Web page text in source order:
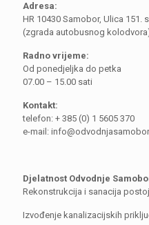
Adresa:
HR 10430 Samobor, Ulica 151.
(zgrada autobusnog
Radno vrijeme:
Od ponedjeljka do petka
07.00 – 15.00 sati
Kontakt:
telefon: + 385 (0) 1 5605 370
e-mail:
Djelatnost Odvodnje
Rekonstrukcija i sanacija
Izvođenje kanalizacijskih